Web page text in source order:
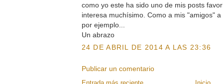
como yo este ha sido uno de mis posts
interesa muchísimo. Como a mis "amigos"
por ejemplo...
Un abrazo
24 DE ABRIL DE 2014 A LAS 23:36
Publicar un comentario